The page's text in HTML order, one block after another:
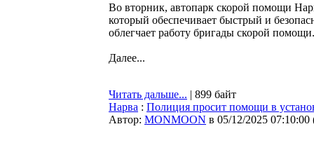
Во вторник, автопарк скорой помощи
который обеспечивает быстрый и
облегчает работу бригады скорой помощи.
Далее...
Читать дальше... | 899 байт
Нарва : Полиция просит помощи в
Автор: MONMOON в 05/12/2025 07:10:00